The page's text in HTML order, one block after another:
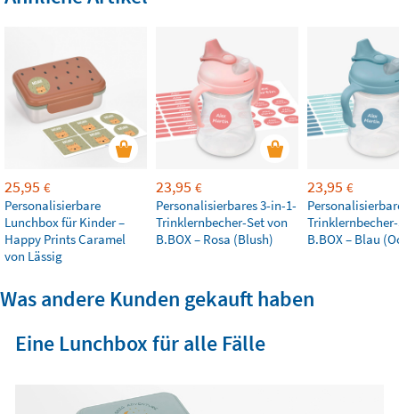
25,95 €
Personalisierbare
Lunchbox für Kinder –
Happy Prints Caramel
von Lässig
23,95 €
Personalisierbares 3-in-1-
Trinklernbecher-Set von
B.BOX – Rosa (Blush)
23,95 €
B.BOX – Blau
Was andere Kunden gekauft haben
Eine Lunchbox für alle Fälle